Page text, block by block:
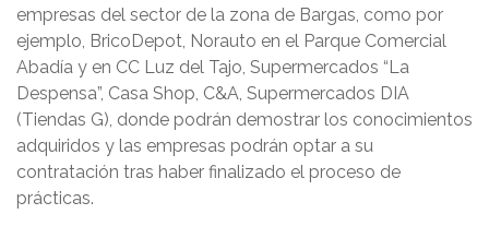
empresas del sector de la zona de Bargas, como por
ejemplo, BricoDepot, Norauto en el Parque Comercial
Abadía y en CC Luz del Tajo, Supermercados “La
Despensa”, Casa Shop, C&A, Supermercados DIA
(Tiendas G), donde podrán demostrar los conocimientos
adquiridos y las empresas podrán optar a su
contratación tras haber finalizado el proceso de
prácticas.